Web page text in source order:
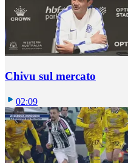
Chivu sul mercato
02:09